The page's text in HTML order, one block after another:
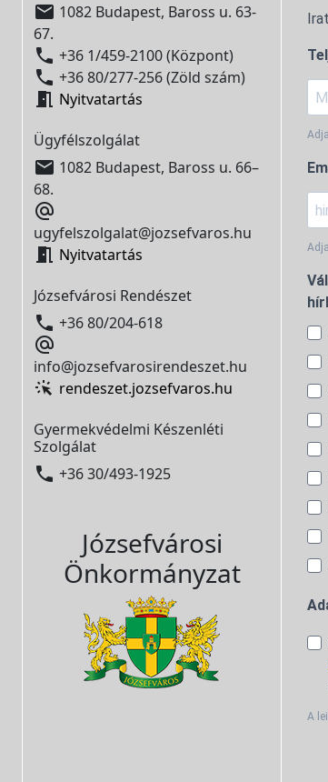
 1082 Budapest, Baross u. 63-
67.
 +36 1/459-2100 (Központ)
 +36 80/277-256 (Zöld szám)
 Nyitvatartás
Ügyfélszolgálat
 1082 Budapest, Baross u. 66–
68.

ugyfelszolgalat@jozsefvaros.hu
 Nyitvatartás
Józsefvárosi Rendészet
 +36 80/204-618

info@jozsefvarosirendeszet.hu
rendeszet.jozsefvaros.hu
Gyermekvédelmi Készenléti
Szolgálat
 +36 30/493-1925
Józsefvárosi
Önkormányzat
A